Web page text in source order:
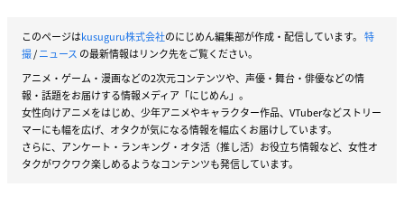
このページはkusuguru株式会社のにじめん編集部が作成・配信しています。 特
撮/ニュース の最新情報はリンク先をご覧ください。
アニメ・ゲーム・漫画などの2次元コンテンツや、声優・舞台・俳優などの情
報・話題をお届けする情報メディア「にじめん」。
女性向けアニメをはじめ、少年アニメやキャラクター作品、VTuberなどストリー
マーにも幅を広げ、オタクが気になる情報を幅広くお届けしています。
さらに、アンケート・ランキング・オタ活（推し活）お役立ち情報など、女性オ
タクがワクワク楽しめるようなコンテンツも発信しています。